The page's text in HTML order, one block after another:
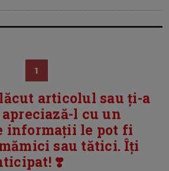
1
articolul sau ți-a
l cu un
informații le pot fi
sau tătici. Îți
❣️